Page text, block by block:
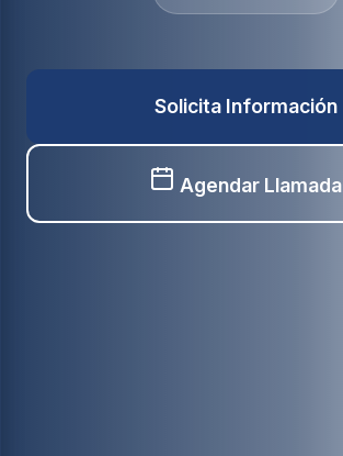
Solicita Información
Agendar Llamada